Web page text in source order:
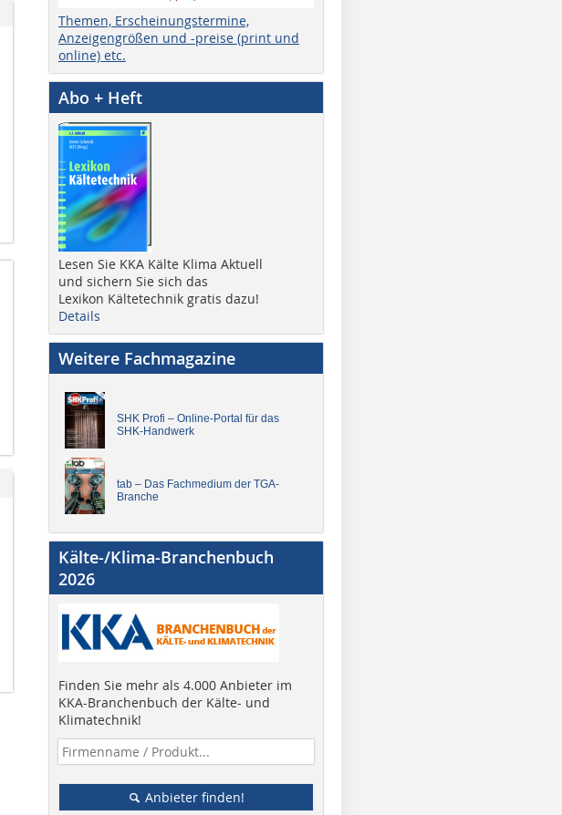
Themen, Erscheinungstermine,
Anzeigengrößen und -preise (print und
online) etc.
Abo + Heft
Lesen Sie KKA Kälte Klima Aktuell
und sichern Sie sich das
Lexikon Kältetechnik gratis dazu!
Details
Weitere Fachmagazine
SHK Profi – Online-Portal für das
SHK-Handwerk
tab – Das Fachmedium der TGA-
Branche
Kälte-/Klima-Branchenbuch
2026
Finden Sie mehr als 4.000 Anbieter im
KKA-Branchenbuch der Kälte- und
Klimatechnik!
Anbieter finden!